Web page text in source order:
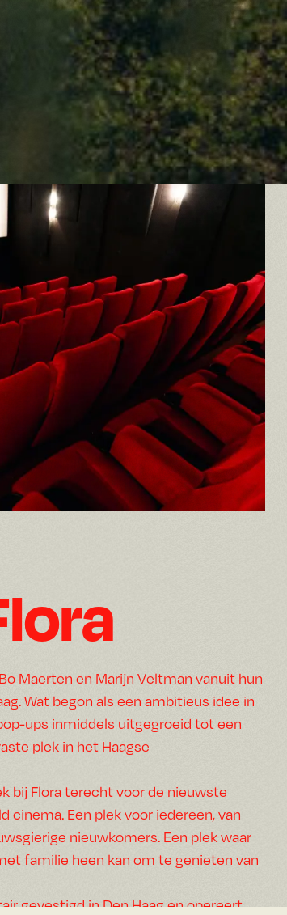
Maerten en Marijn Veltman vanuit hun
Wat begon als een ambitieus idee in
ups inmiddels uitgegroeid tot een
plek in het Haagse
bij Flora terecht voor de nieuwste
Een plek voor iedereen, van
nieuwkomers. Een plek waar
familie heen kan om te genieten van
gevestigd in Den Haag en opereert